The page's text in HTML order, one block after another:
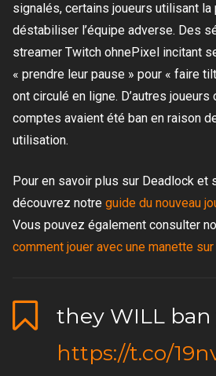
signalés, certains joueurs utilisant la
déstabiliser l’équipe adverse. Des
streamer Twitch ohnePixel incitant
« prendre leur pause » pour « faire
ont circulé en ligne. D’autres
comptes avaient été ban en raison
utilisation.
Pour en savoir plus sur Deadlock et
découvrez notre guide du nouveau
Vous pouvez également consulter
comment jouer avec une manette
they WILL
https://t.co/